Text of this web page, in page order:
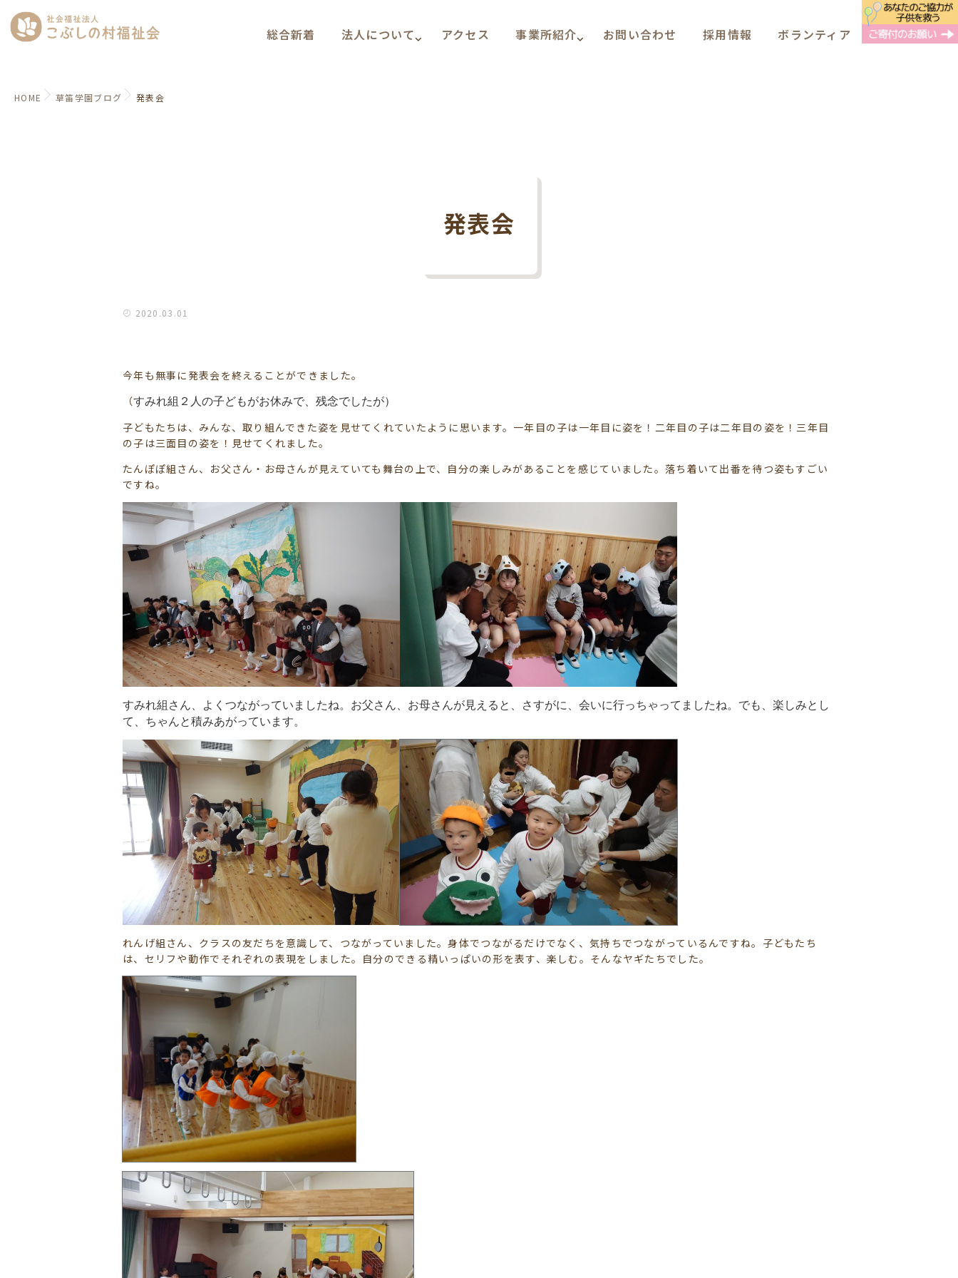
総合新着 法人について アクセス 事業所紹介 お問い合わせ 採用情報 ボランティア
HOME 草笛学園ブログ 発表会
発表会
2020.03.01
今年も無事に発表会を終えることができました。
（すみれ組２人の子どもがお休みで、残念でしたが）
子どもたちは、みんな、取り組んできた姿を見せてくれていたように思います。一年目の子は一年目に姿を！二年目の子は二年目の姿を！三年目
の子は三面目の姿を！見せてくれました。
たんぽぽ組さん、お父さん・お母さんが見えていても舞台の上で、自分の楽しみがあることを感じていました。落ち着いて出番を待つ姿もすごい
ですね。
すみれ組さん、よくつながっていましたね。お父さん、お母さんが見えると、さすがに、会いに行っちゃってましたね。でも、楽しみとし
て、ちゃんと積みあがっています。
れんげ組さん、クラスの友だちを意識して、つながっていました。身体でつながるだけでなく、気持ちでつながっているんですね。子どもたち
は、セリフや動作でそれぞれの表現をしました。自分のできる精いっぱいの形を表す、楽しむ。そんなヤギたちでした。